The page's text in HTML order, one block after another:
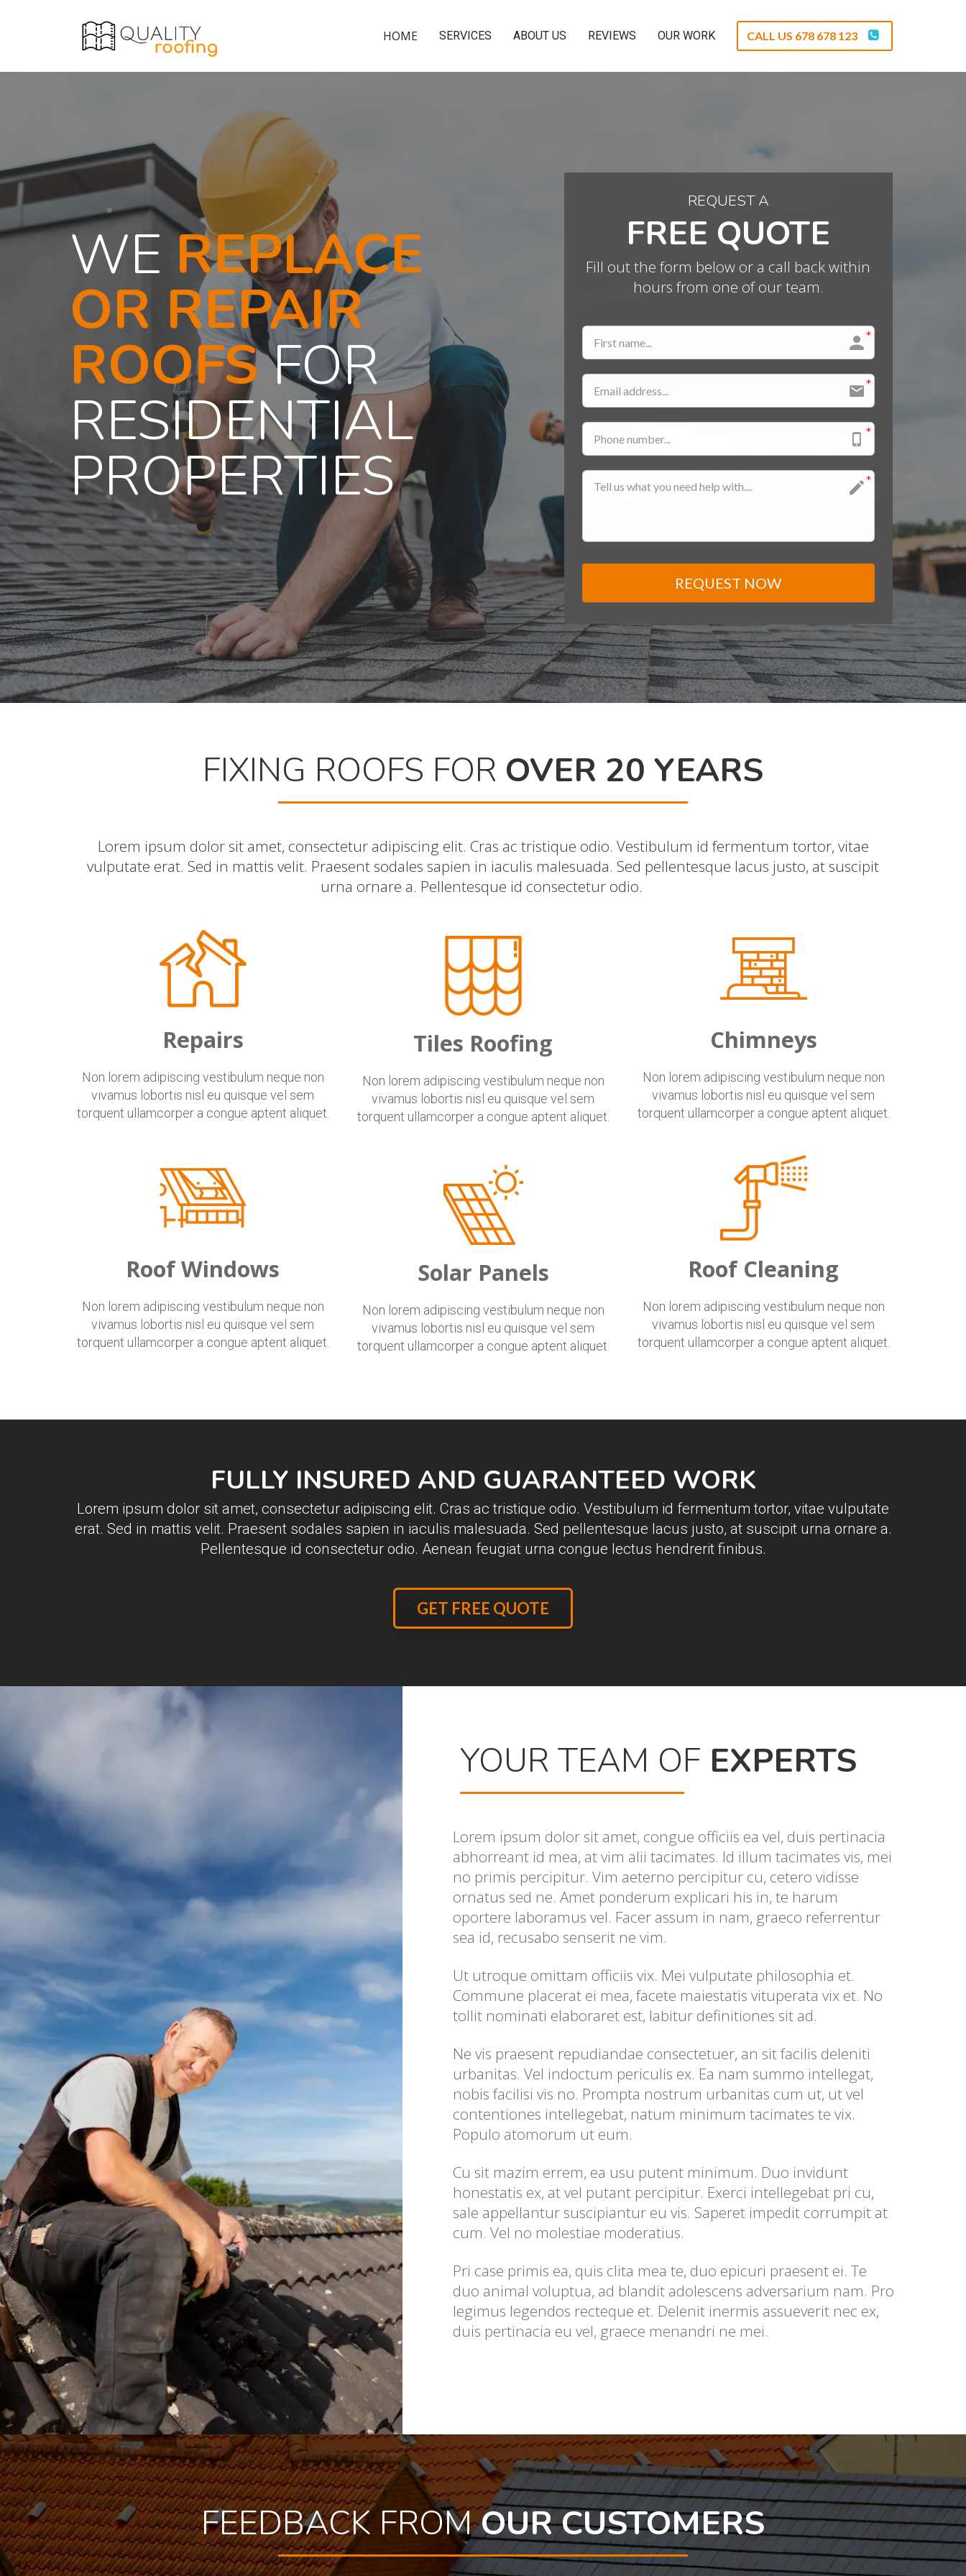
HOME SERVICES ABOUT US REVIEWS OUR WORK CALL US 678 678 123
WEREPLACE
OR REPAIR
ROOFSFOR
RESIDENTIAL
PROPERTIES
REQUEST A
FREE QUOTE
Fill out the form below or a call back within
hours from one of our team.
REQUEST NOW
FIXING ROOFS FOR OVER 20 YEARS
Lorem ipsum dolor sit amet, consectetur adipiscing elit. Cras ac tristique odio. Vestibulum id fermentum tortor, vitae
vulputate erat. Sed in mattis velit. Praesent sodales sapien in iaculis malesuada. Sed pellentesque lacus justo, at suscipit
urna ornare a. Pellentesque id consectetur odio.
Repairs
Non lorem adipiscing vestibulum neque non
vivamus lobortis nisl eu quisque vel sem
torquent ullamcorper a congue aptent aliquet.
Tiles Roofing
Non lorem adipiscing vestibulum neque non
vivamus lobortis nisl eu quisque vel sem
torquent ullamcorper a congue aptent aliquet.
Chimneys
Non lorem adipiscing vestibulum neque non
vivamus lobortis nisl eu quisque vel sem
torquent ullamcorper a congue aptent aliquet.
Roof Windows
Non lorem adipiscing vestibulum neque non
vivamus lobortis nisl eu quisque vel sem
torquent ullamcorper a congue aptent aliquet.
Solar Panels
Non lorem adipiscing vestibulum neque non
vivamus lobortis nisl eu quisque vel sem
torquent ullamcorper a congue aptent aliquet.
Roof Cleaning
Non lorem adipiscing vestibulum neque non
vivamus lobortis nisl eu quisque vel sem
torquent ullamcorper a congue aptent aliquet.
FULLY INSURED AND GUARANTEED WORK
Lorem ipsum dolor sit amet, consectetur adipiscing elit. Cras ac tristique odio. Vestibulum id fermentum tortor, vitae vulputate
erat. Sed in mattis velit. Praesent sodales sapien in iaculis malesuada. Sed pellentesque lacus justo, at suscipit urna ornare a.
Pellentesque id consectetur odio. Aenean feugiat urna congue lectus hendrerit finibus.
GET FREE QUOTE
YOUR TEAM OF EXPERTS
Lorem ipsum dolor sit amet, congue officiis ea vel, duis pertinacia
abhorreant id mea, at vim alii tacimates. Id illum tacimates vis, mei
no primis percipitur. Vim aeterno percipitur cu, cetero vidisse
ornatus sed ne. Amet ponderum explicari his in, te harum
oportere laboramus vel. Facer assum in nam, graeco referrentur
sea id, recusabo senserit ne vim.
Ut utroque omittam officiis vix. Mei vulputate philosophia et.
Commune placerat ei mea, facete maiestatis vituperata vix et. No
tollit nominati elaboraret est, labitur definitiones sit ad.
Ne vis praesent repudiandae consectetuer, an sit facilis deleniti
urbanitas. Vel indoctum periculis ex. Ea nam summo intellegat,
nobis facilisi vis no. Prompta nostrum urbanitas cum ut, ut vel
contentiones intellegebat, natum minimum tacimates te vix.
Populo atomorum ut eum.
Cu sit mazim errem, ea usu putent minimum. Duo invidunt
honestatis ex, at vel putant percipitur. Exerci intellegebat pri cu,
sale appellantur suscipiantur eu vis. Saperet impedit corrumpit at
cum. Vel no molestiae moderatius.
Pri case primis ea, quis clita mea te, duo epicuri praesent ei. Te
duo animal voluptua, ad blandit adolescens adversarium nam. Pro
legimus legendos recteque et. Delenit inermis assueverit nec ex,
duis pertinacia eu vel, graece menandri ne mei.
FEEDBACK FROMOUR CUSTOMERS